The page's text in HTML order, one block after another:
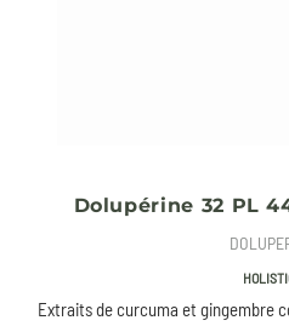
Dolupérine 32 PL
Extraits de curcuma et gingembre